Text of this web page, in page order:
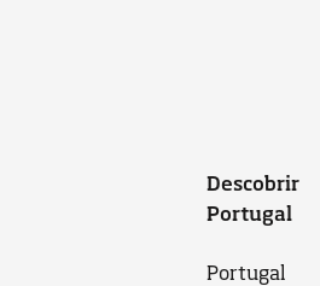
Descobrir
Portugal
Portugal